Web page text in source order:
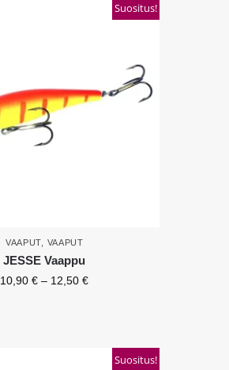
Suositus!
VAAPUT VAAPUT
JESSE Vaappu
10,90€ – 12,50€
Suositus!